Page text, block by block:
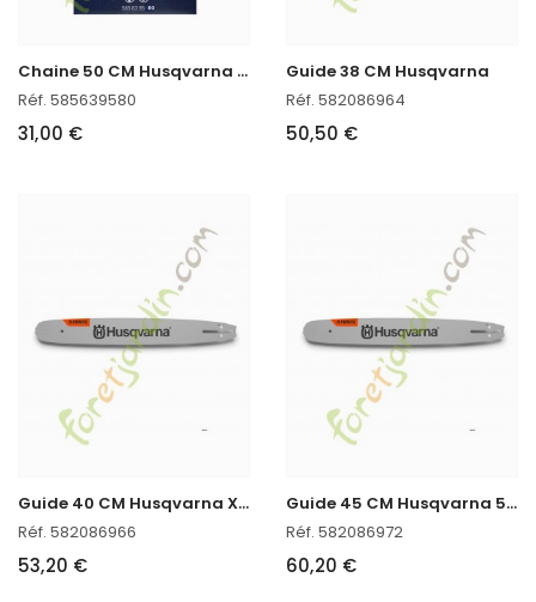
C
haine 50 CM Husqvarna 585639580 en stock
Réf. 585639580
31,00 €
Guide 38 CM Husqvarna
Réf. 582086964
50,50 €
G
uide 40 CM Husqvarna X-force 582086966
Réf. 582086966
53,20 €
G
uide 45 CM Husqvarna 582086972
Réf. 582086972
60,20 €